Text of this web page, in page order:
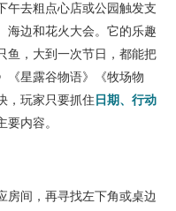
午去粗点心店或公园触发支
海边和花火大会。它的乐趣
鱼，大到一次节日，都能把
《星露谷物语》《牧场物
，玩家只要抓住 日期、行动
要内容。
房间，再寻找左下角或桌边